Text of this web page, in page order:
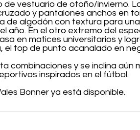
vestuario de otoño/invierno.
y pantalones anchos en
de algodón con textura para
año. En el otro extremo del
en matices universitarios y
el top de punto acanalado en
combinaciones y se inclina aún
inspirados en el fútbol.
Bonner ya está disponible.